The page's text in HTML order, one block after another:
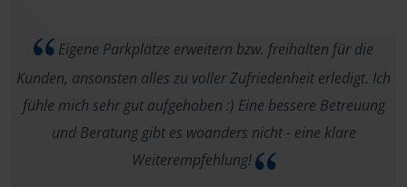
Eigene Parkplätze erweitern bzw. freihalten für die
Kunden, ansonsten alles zu voller Zufriedenheit erledigt. Ich
fühle mich sehr gut aufgehoben :) Eine bessere Betreuung
und Beratung gibt es woanders nicht - eine klare
Weiterempfehlung!